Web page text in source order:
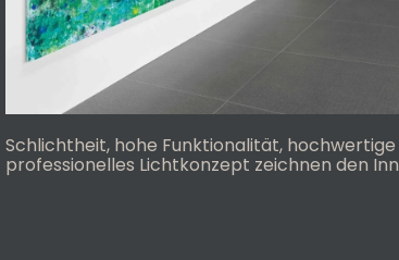
Schlichtheit, hohe Funktionalität,
professionelles Lichtkonzept zeichnen den